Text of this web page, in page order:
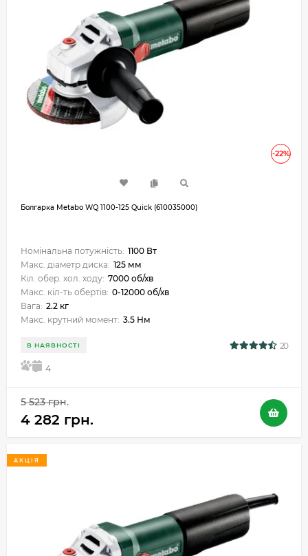
-22%
Болгарка Metabo WQ 1100-125 Quick (610035000)
Номінальна потужність: 1100 Вт
Макс. діаметр диска: 125 мм
Кіл. обер. хол. ходу: 7000 об/хв
Макс. кіл-ть обертів: 0-12000 об/хв
Вага: 2.2 кг
Макс. крутний момент: 3.5 Нм
В НАЯВНОСТІ 20
5 4
5 523 грн.
4 282 грн.
АКЦІЯ